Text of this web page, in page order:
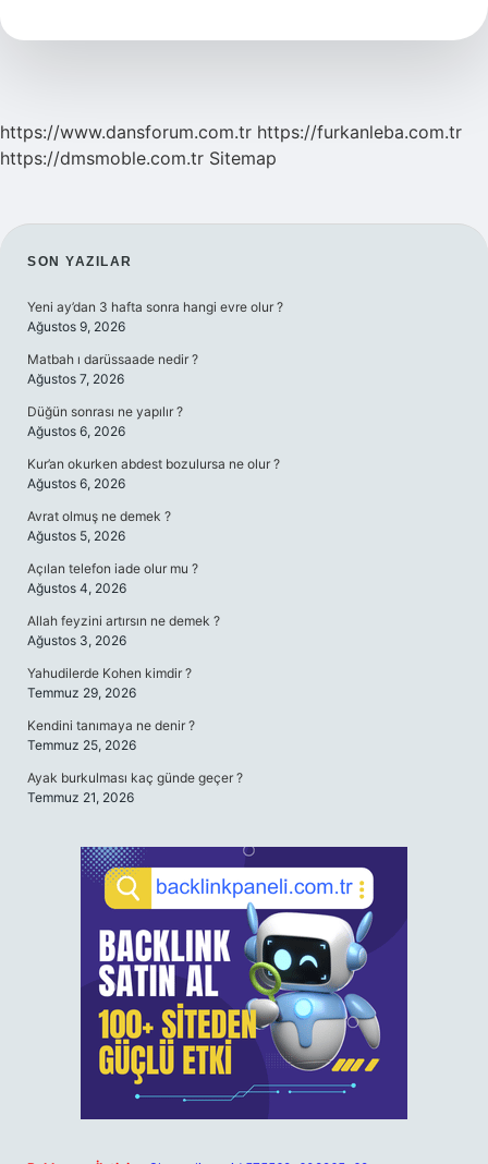
Demek
https://www.dansforum.com.tr https://furkanleba.com.tr
https://dmsmoble.com.tr Sitemap
SIDEBAR
SON YAZILAR
Yeni ay’dan 3 hafta sonra hangi evre olur ?
Ağustos 9, 2026
Matbah ı darüssaade nedir ?
Ağustos 7, 2026
Düğün sonrası ne yapılır ?
Ağustos 6, 2026
Kur’an okurken abdest bozulursa ne olur ?
Ağustos 6, 2026
Avrat olmuş ne demek ?
Ağustos 5, 2026
Açılan telefon iade olur mu ?
Ağustos 4, 2026
Allah feyzini artırsın ne demek ?
Ağustos 3, 2026
Yahudilerde Kohen kimdir ?
Temmuz 29, 2026
Kendini tanımaya ne denir ?
Temmuz 25, 2026
Ayak burkulması kaç günde geçer ?
Temmuz 21, 2026